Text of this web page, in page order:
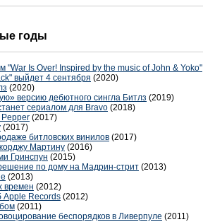
годы
Is Over! Inspired by the music of John & Yoko"
выйдет 4 сентября (2020)
(2020)
версию дебютного сингла Битлз (2019)
сериалом для Bravo (2018)
Pepper (2017)
(2017)
битловских винилов (2017)
Мартину (2016)
Гринспун (2015)
по дому на Мадрин-стрит (2013)
(2013)
времен (2012)
Apple Records (2012)
(2011)
беспорядков в Ливерпуле (2011)